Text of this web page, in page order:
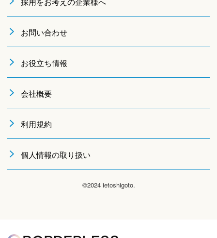
お問い合わせ
お役立ち情報
会社概要
利用規約
個人情報の取り扱い
©2024 ietoshigoto.